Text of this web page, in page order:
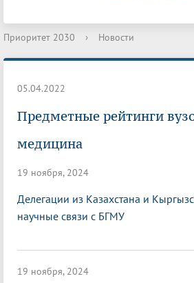
Приоритет 2030 › Новости
05.04.2022
Предметные рейтинги
медицина
19 ноября, 2024
Делегации из Казахстана и
научные связи с БГМУ
19 ноября, 2024